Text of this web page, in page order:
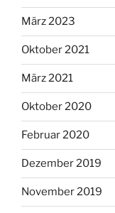
März 2023
Oktober 2021
März 2021
Oktober 2020
Februar 2020
Dezember 2019
November 2019